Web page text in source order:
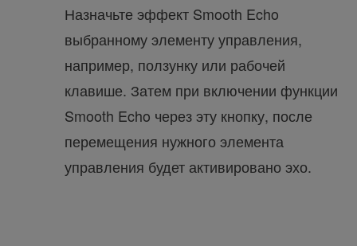
Назначьте эффект Smooth Echo
выбранному элементу управления,
например, ползунку или рабочей
клавише. Затем при включении функции
Smooth Echo через эту кнопку, после
перемещения нужного элемента
управления будет активировано эхо.